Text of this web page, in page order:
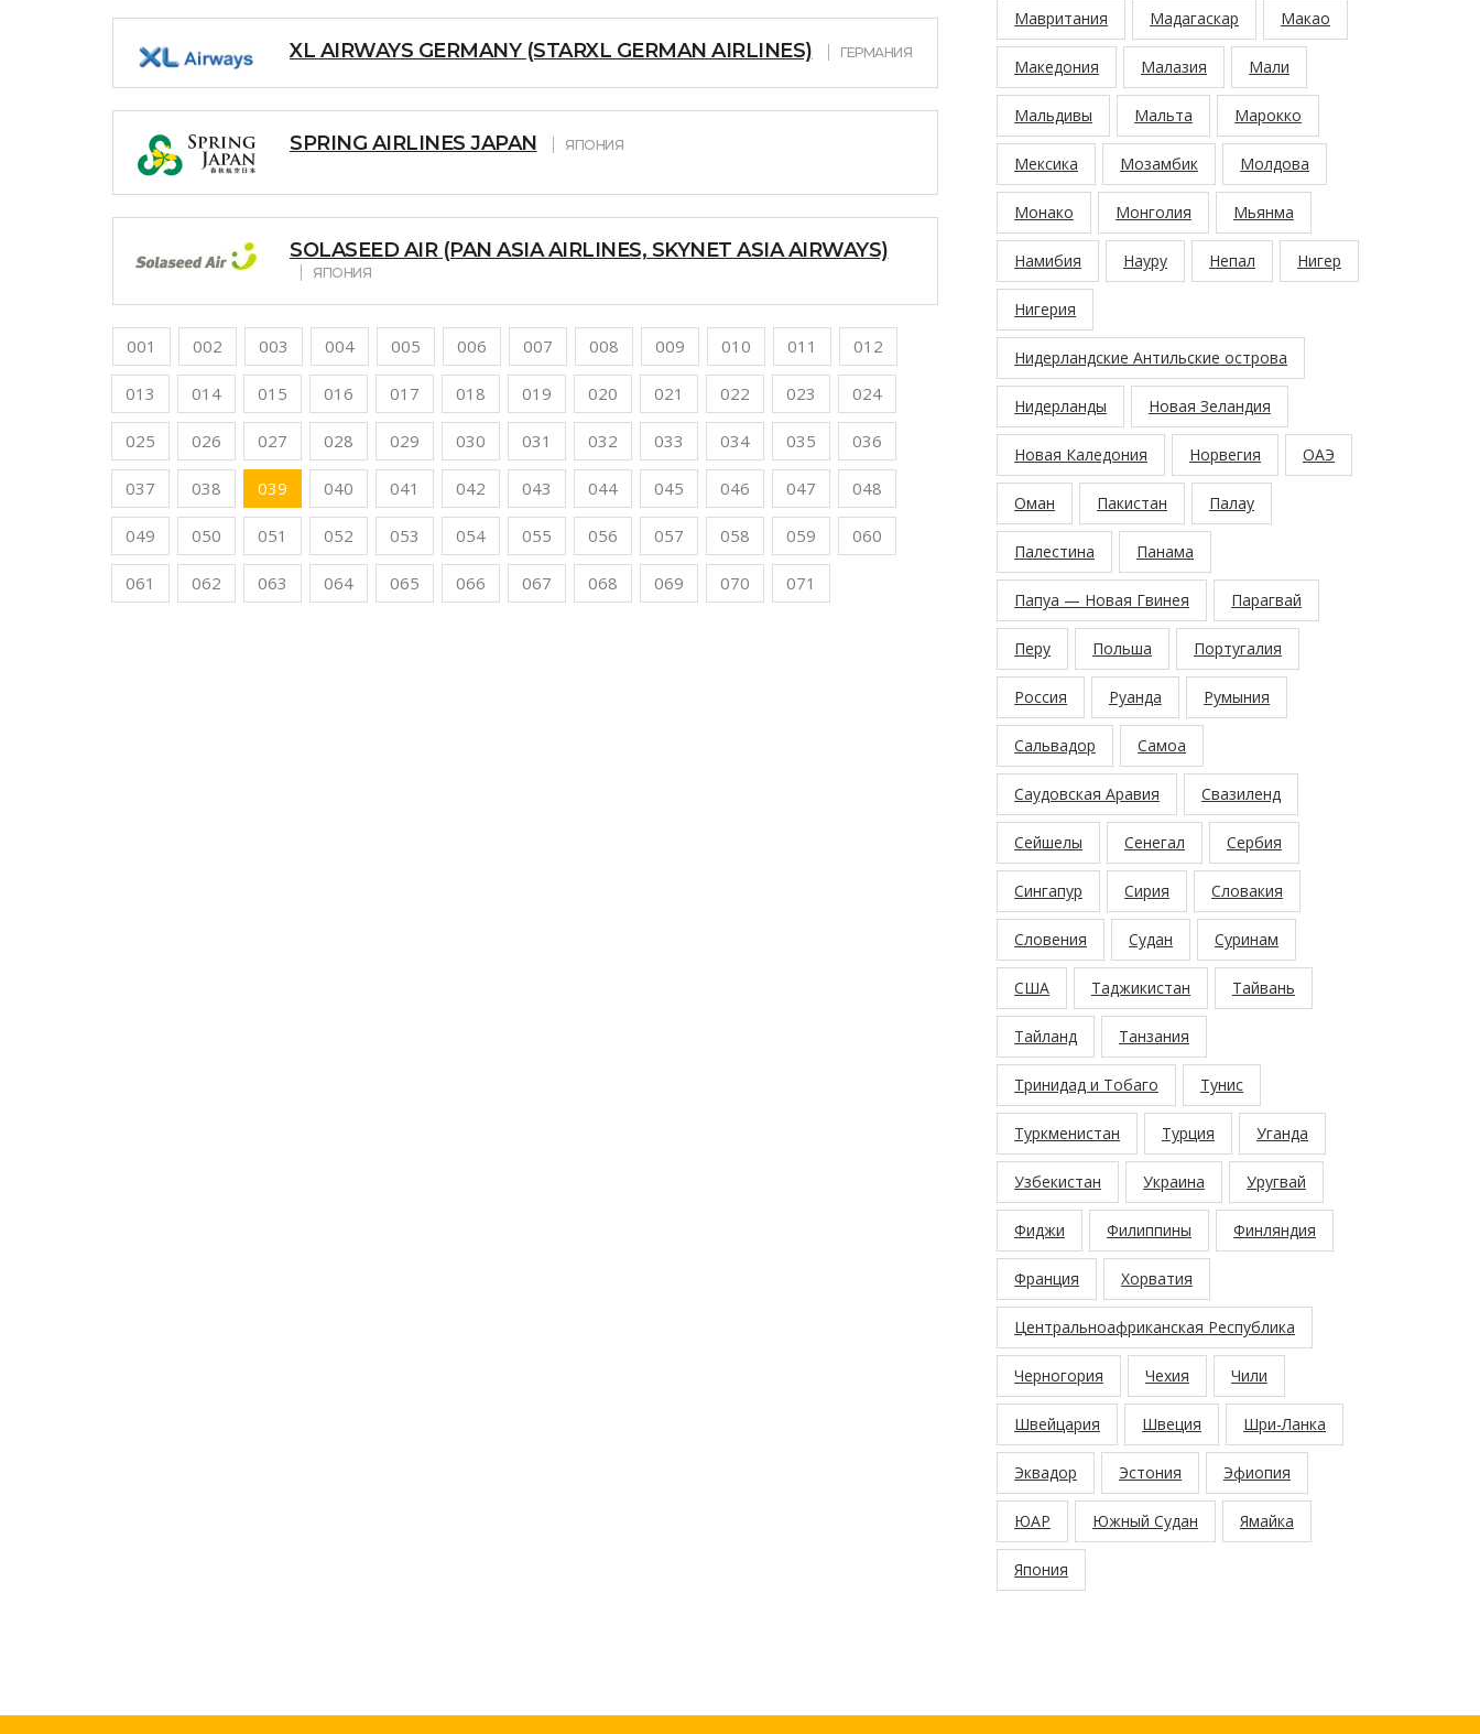
XL AIRWAYS GERMANY (STARXL GERMAN AIRLINES) ГЕРМАНИЯ
SPRING AIRLINES JAPAN ЯПОНИЯ
SOLASEED AIR (PAN ASIA AIRLINES, SKYNET ASIA AIRWAYS)
ЯПОНИЯ
001 002 003 004 005 006 007 008 009 010 011 012
013 014 015 016 017 018 019 020 021 022 023 024
025 026 027 028 029 030 031 032 033 034 035 036
037 038 039 040 041 042 043 044 045 046 047 048
049 050 051 052 053 054 055 056 057 058 059 060
061 062 063 064 065 066 067 068 069 070 071
Мавритания Мадагаскар Макао
Македония Малазия Мали
Мальдивы Мальта Марокко
Мексика Мозамбик Молдова
Монако Монголия Мьянма
Намибия Науру Непал Нигер
Нигерия
Нидерландские Антильские острова
Нидерланды Новая Зеландия
Новая Каледония Норвегия ОАЭ
Оман Пакистан Палау
Палестина Панама
Папуа — Новая Гвинея Парагвай
Перу Польша Португалия
Россия Руанда Румыния
Сальвадор Самоа
Саудовская Аравия Свазиленд
Сейшелы Сенегал Сербия
Сингапур Сирия Словакия
Словения Судан Суринам
США Таджикистан Тайвань
Тайланд Танзания
Тринидад и Тобаго Тунис
Туркменистан Турция Уганда
Узбекистан Украина Уругвай
Фиджи Филиппины Финляндия
Франция Хорватия
Центральноафриканская Республика
Черногория Чехия Чили
Швейцария Швеция Шри-Ланка
Эквадор Эстония Эфиопия
ЮАР Южный Судан Ямайка
Япония